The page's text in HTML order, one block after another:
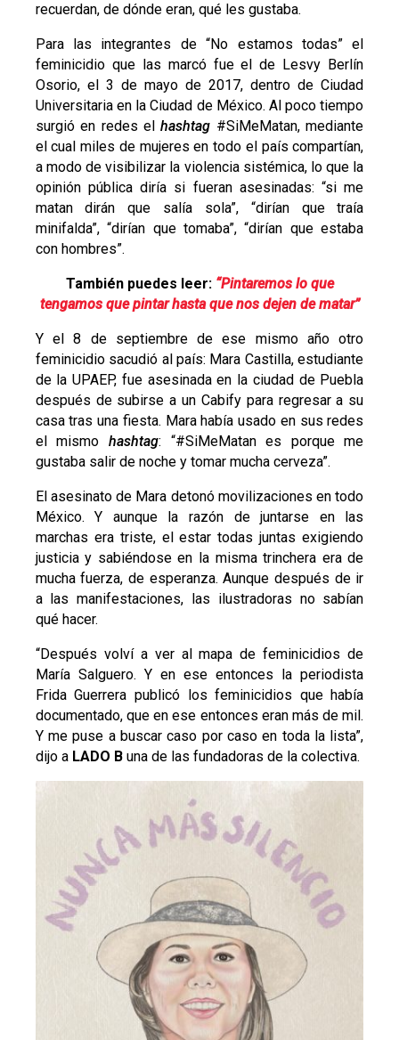
recuerdan, de dónde eran, qué les gustaba.
Para las integrantes de “No estamos todas” el
feminicidio que las marcó fue el de Lesvy Berlín
Osorio, el 3 de mayo de 2017, dentro de Ciudad
Universitaria en la Ciudad de México. Al poco tiempo
surgió en redes elhashtag #SiMeMatan, mediante
el cual miles de mujeres en todo el país compartían,
a modo de visibilizar la violencia sistémica, lo que la
opinión pública diría si fueran asesinadas: “si me
matan dirán que salía sola”, “dirían que traía
minifalda”, “dirían que tomaba”, “dirían que estaba
con hombres”.
También puedes leer: “Pintaremos lo que
tengamos que pintar hasta que nos dejen de matar”
Y el 8 de septiembre de ese mismo año otro
feminicidio sacudió al país: Mara Castilla, estudiante
de la UPAEP, fue asesinada en la ciudad de Puebla
después de subirse a un Cabify para regresar a su
casa tras una fiesta. Mara había usado en sus redes
el mismo hashtag: “#SiMeMatan es porque me
gustaba salir de noche y tomar mucha cerveza”.
El asesinato de Mara detonó movilizaciones en todo
México. Y aunque la razón de juntarse en las
marchas era triste, el estar todas juntas exigiendo
justicia y sabiéndose en la misma trinchera era de
mucha fuerza, de esperanza. Aunque después de ir
a las manifestaciones, las ilustradoras no sabían
qué hacer.
“Después volví a ver al mapa de feminicidios de
María Salguero. Y en ese entonces la periodista
Frida Guerrera publicó los feminicidios que había
documentado, que en ese entonces eran más de mil.
Y me puse a buscar caso por caso en toda la lista”,
dijo a LADO Buna de las fundadoras de la colectiva.